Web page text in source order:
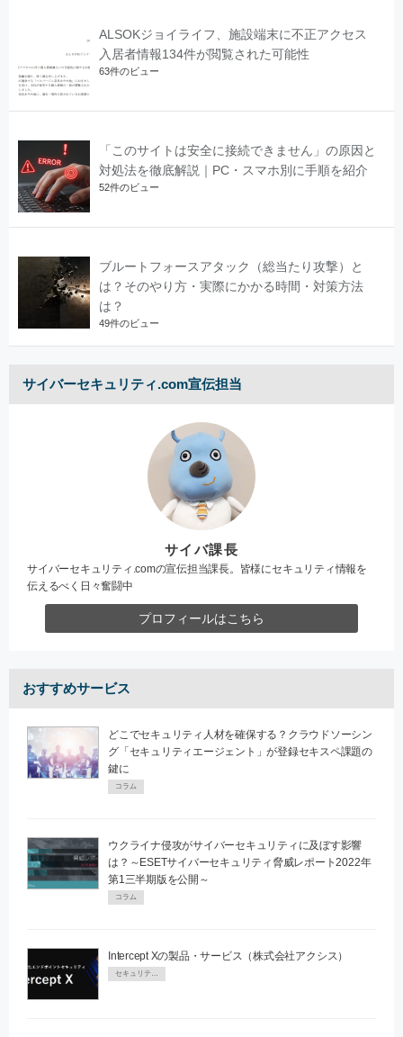
ALSOKジョイライフ、施設端末に不正アクセス
入居者情報134件が閲覧された可能性
63件のビュー
「このサイトは安全に接続できません」の原因と
対処法を徹底解説｜PC・スマホ別に手順を紹介
52件のビュー
ブルートフォースアタック（総当たり攻撃）と
は？そのやり方・実際にかかる時間・対策方法
は？
49件のビュー
サイバーセキュリティ.com宣伝担当
サイバ課長
サイバーセキュリティ.comの宣伝担当課長。皆様にセキュリティ情報を
伝えるべく日々奮闘中
プロフィールはこちら
おすすめサービス
どこでセキュリティ人材を確保する？クラウドソーシン
グ「セキュリティエージェント」が登録セキスペ課題の
鍵に
コラム
ウクライナ侵攻がサイバーセキュリティに及ぼす影響
は？～ESETサイバーセキュリティ脅威レポート2022年
第1三半期版を公開～
コラム
Intercept Xの製品・サービス（株式会社アクシス）